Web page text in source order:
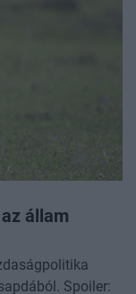
állam
Spoiler: